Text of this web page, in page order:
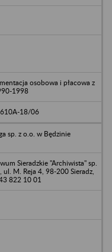
osobowa i płacowa z
1998
610A-18/06
sp. z o.o. w Będzinie
Sieradzkie "Archiwista" sp.
ul. M. Reja 4, 98-200 Sieradz,
822 10 01